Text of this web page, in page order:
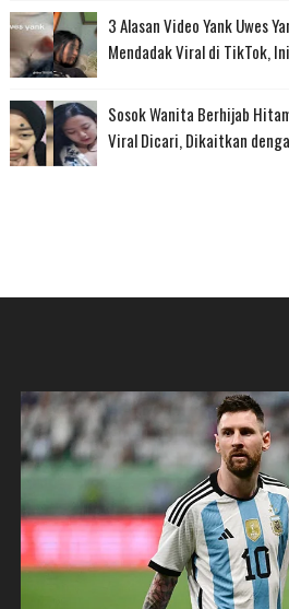
3 Alasan Video Yank Uwes
Mendadak Viral di TikTok,
Sosok Wanita Berhijab
Viral Dicari, Dikaitkan